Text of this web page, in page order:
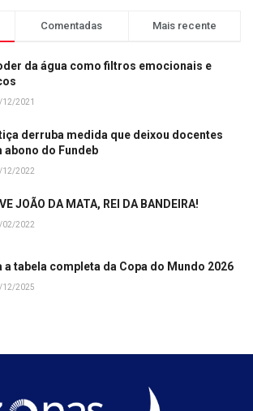
Comentadas Mais recente
da água como filtros emocionais e
12/2021
derruba medida que deixou docentes
abono do Fundeb
12/2022
JOÃO DA MATA, REI DA BANDEIRA!
02/2022
a tabela completa da Copa do Mundo 2026
12/2025